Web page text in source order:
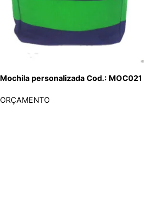
Mochila personalizada Cod.: MOC021
ORÇAMENTO